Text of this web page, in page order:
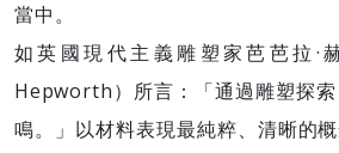
當中。
如英國現代主義雕塑家芭芭拉·
Hepworth）所言：「通過雕塑探
鳴。」以材料表現最純粹、清晰的